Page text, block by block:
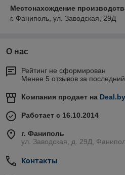
Местонахождение
г. Фаниполь, ул. Заводская, 29Д
О нас
Рейтинг не сформирован
Менее 5 отзывов за последний
Компания продает на Deal.by
Работает с 16.10.2014
г. Фаниполь
ул. Заводская, д. 29Д,
Контакты